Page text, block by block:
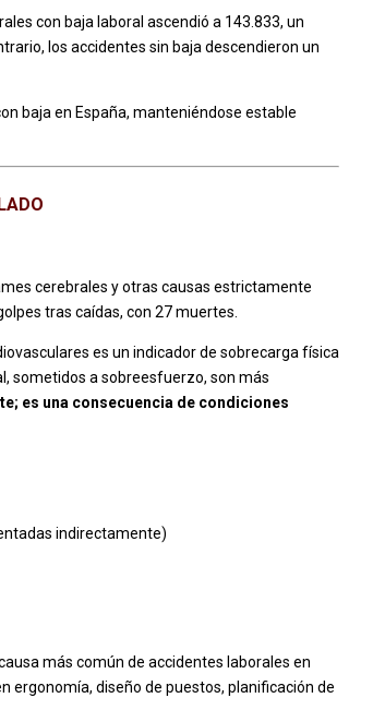
con baja laboral ascendió a 143.833, un
los accidentes sin baja descendieron un
baja en España, manteniéndose estable
cerebrales y otras causas estrictamente
tras caídas, con 27 muertes.
es un indicador de sobrecarga física
sometidos a sobreesfuerzo, son más
es una consecuencia de condiciones
indirectamente)
más común de accidentes laborales en
ergonomía, diseño de puestos, planificación de